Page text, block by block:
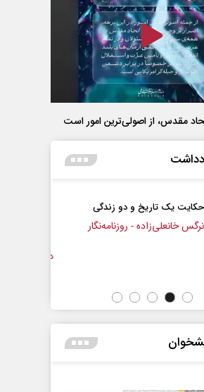
مقدس، از اصولی‌ترین امور است
چرایی عقب‌نشینی ترامپ؟
دکتر یدالله جوانی - تحلیلگر مسائل سیاسی